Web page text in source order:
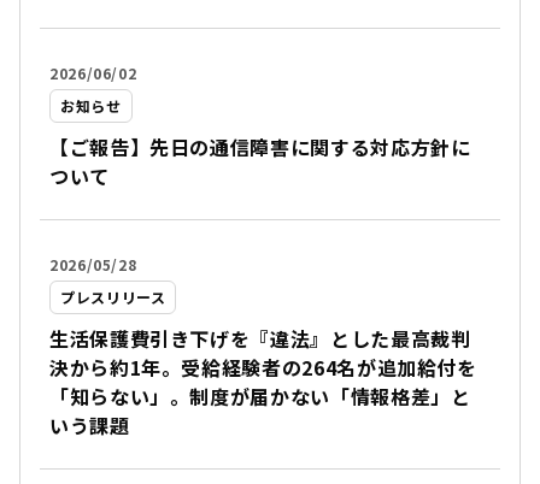
2026/06/02
お知らせ
【ご報告】先日の通信障害に関する対応方針に
ついて
2026/05/28
プレスリリース
生活保護費引き下げを『違法』とした最高裁判
決から約1年。受給経験者の264名が追加給付を
「知らない」。制度が届かない「情報格差」と
いう課題